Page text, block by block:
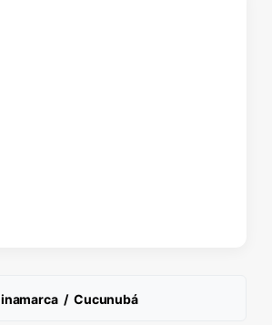
/ Cucunubá